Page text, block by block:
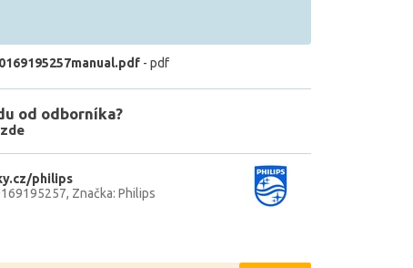
- pdf
od odborníka?
philips
Značka: Philips